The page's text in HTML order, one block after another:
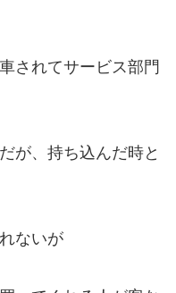
されてサービス部門
が、持ち込んだ時と
ないが